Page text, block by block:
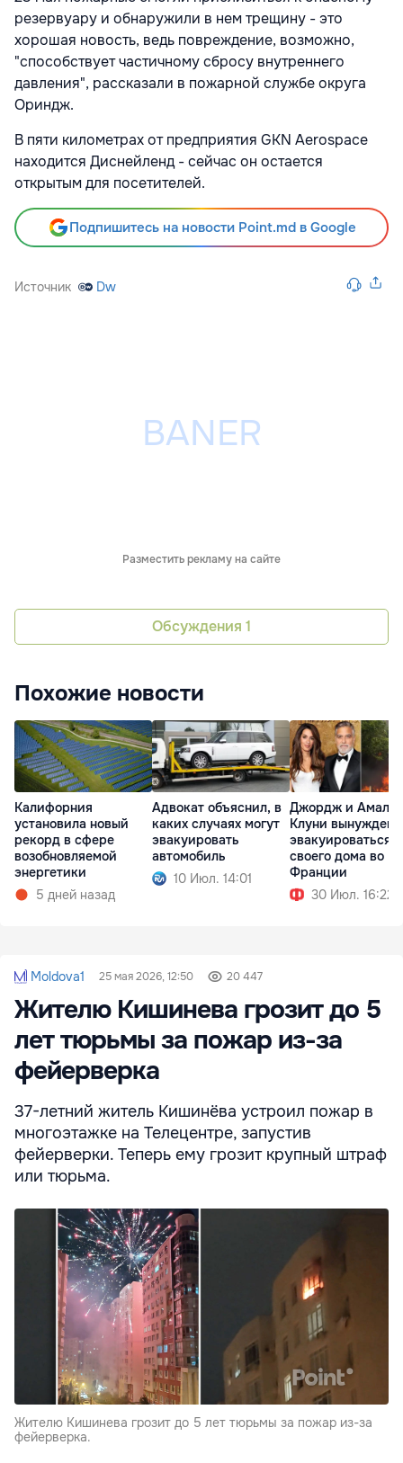
резервуару и обнаружили в нем трещину - это
хорошая новость, ведь повреждение, возможно,
"способствует частичному сбросу внутреннего
давления", рассказали в пожарной службе округа
Ориндж.
В пяти километрах от предприятия GKN Aerospace
находится Диснейленд - сейчас он остается
открытым для посетителей.
Подпишитесь на новости Point.md в Google
Источник Dw
Разместить рекламу на сайте
Обсуждения 1
Похожие новости
Калифорния
установила новый
рекорд в сфере
возобновляемой
энергетики
5 дней назад
Адвокат объяснил, в
каких случаях могут
эвакуировать
автомобиль
10 Июл. 14:01
Джордж и Амаль
Клуни вынуждены
эвакуироваться
своего дома во
Франции
30 Июл. 16:22
Moldova1 25 мая 2026, 12:50 20 447
Жителю Кишинева грозит до 5
лет тюрьмы за пожар из-за
фейерверка
37-летний житель Кишинёва устроил пожар в
многоэтажке на Телецентре, запустив
фейерверки. Теперь ему грозит крупный штраф
или тюрьма.
Жителю Кишинева грозит до 5 лет тюрьмы за пожар из-за
фейерверка.